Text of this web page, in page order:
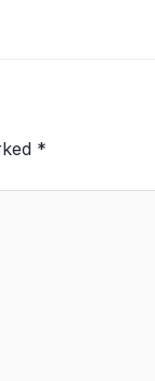
*